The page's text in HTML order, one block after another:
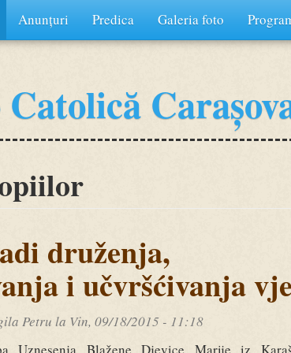
Anunțuri Predica Galeria foto
druženja,
i učvršćivanja
Petru la Vin, 09/18/2015 - 11:18